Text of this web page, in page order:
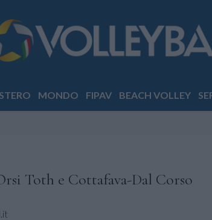
MONDO FIPAV BEACH VOLLEY
Toth e Cottafava-Dal Corso